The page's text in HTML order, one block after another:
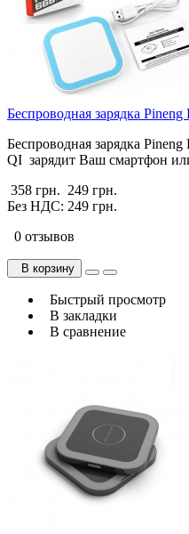
Беспроводная зарядка
Беспроводная зарядка
QI зарядит Ваш смартфон
358 грн. 249 грн.
Без НДС: 249 грн.
0 отзывов
В корзину
Быстрый просмотр
В закладки
В сравнение